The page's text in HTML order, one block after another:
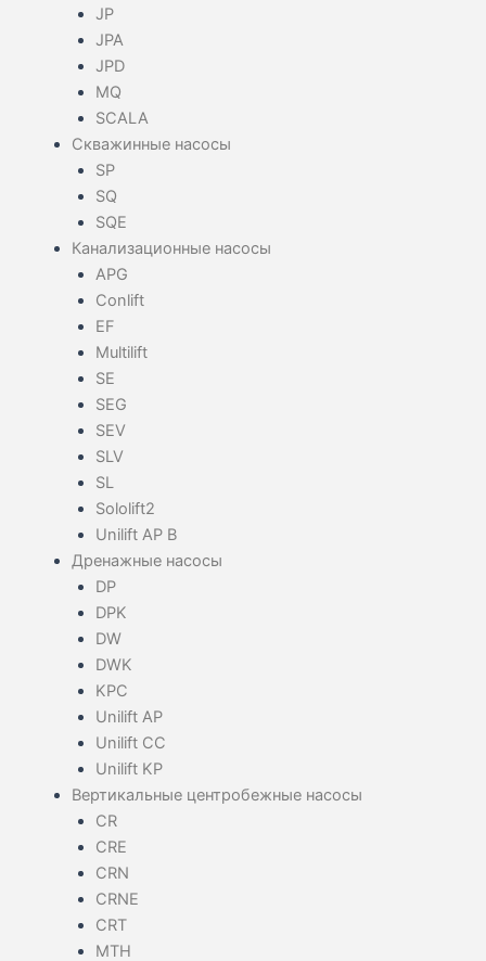
JP
JPA
JPD
MQ
SCALA
Скважинные насосы
SP
SQ
SQE
Канализационные насосы
APG
Conlift
EF
Multilift
SE
SEG
SEV
SLV
SL
Sololift2
Unilift AP B
Дренажные насосы
DP
DPK
DW
DWK
KPC
Unilift AP
Unilift CC
Unilift KP
Вертикальные центробежные насосы
CR
CRE
CRN
CRNE
CRT
MTH